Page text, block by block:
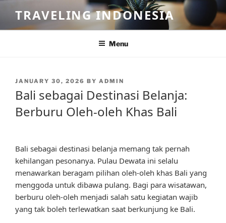
content
TRAVELING INDONESIA
Menu
POSTED
JANUARY 30, 2026 BY ADMIN
Bali sebagai Destinasi Belanja:
Berburu Oleh-oleh Khas Bali
Bali sebagai destinasi belanja memang tak pernah
kehilangan pesonanya. Pulau Dewata ini selalu
menawarkan beragam pilihan oleh-oleh khas Bali yang
menggoda untuk dibawa pulang. Bagi para wisatawan,
berburu oleh-oleh menjadi salah satu kegiatan wajib
yang tak boleh terlewatkan saat berkunjung ke Bali.